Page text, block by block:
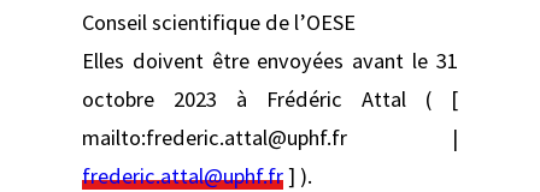
Conseil scientifique de l’OESE
Elles doivent être envoyées avant le 31
octobre 2023 à Frédéric Attal ( [
mailto:frederic.attal@uphf.fr |
frederic.attal@uphf.fr] ).